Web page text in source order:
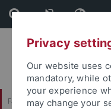
Skip
to
content
Skip
to
footer
Faculty of Humanities
Privacy
Our website uses
mandatory, while
your experience
may change your